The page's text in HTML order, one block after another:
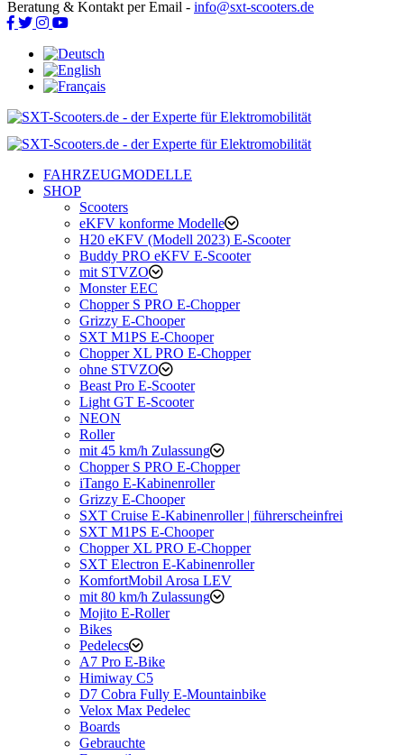
Beratung & Kontakt per Email - info@sxt-scooters.de
FAHRZEUGMODELLE
SHOP
Scooters
eKFV konforme Modelle
H20 eKFV (Modell 2023) E-Scooter
Buddy PRO eKFV E-Scooter
mit STVZO
Monster EEC
Chopper S PRO E-Chopper
Grizzy E-Chooper
SXT M1PS E-Chooper
Chopper XL PRO E-Chopper
ohne STVZO
Beast Pro E-Scooter
Light GT E-Scooter
NEON
Roller
mit 45 km/h Zulassung
Chopper S PRO E-Chopper
iTango E-Kabinenroller
Grizzy E-Chooper
SXT Cruise E-Kabinenroller | führerscheinfrei
SXT M1PS E-Chooper
Chopper XL PRO E-Chopper
SXT Electron E-Kabinenroller
KomfortMobil Arosa LEV
mit 80 km/h Zulassung
Mojito E-Roller
Bikes
Pedelecs
A7 Pro E-Bike
Himiway C5
D7 Cobra Fully E-Mountainbike
Velox Max Pedelec
Boards
Gebrauchte